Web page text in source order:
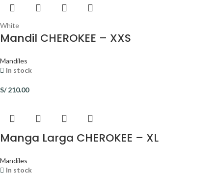
White
Mandil CHEROKEE – XXS
Mandiles
In stock
S/210.00
Manga Larga CHEROKEE – XL
Mandiles
In stock